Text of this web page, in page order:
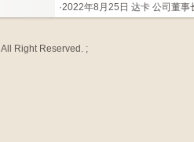
·2022年8月25日 达卡 公司董事
All Right Reserved. ;